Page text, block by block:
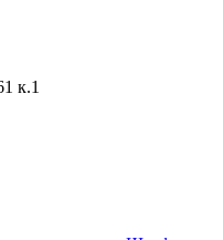
к.1